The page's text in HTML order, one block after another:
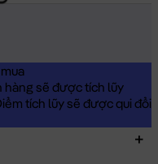
hàng sẽ được tích lũy
tích lũy sẽ được qui đổi